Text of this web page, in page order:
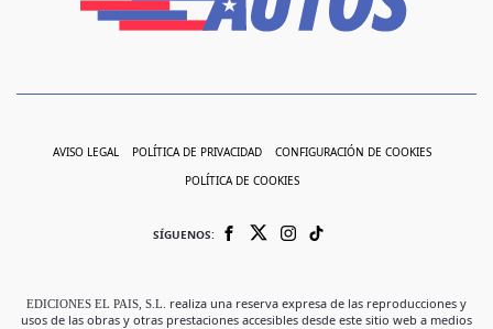
AVISO LEGAL POLÍTICA DE PRIVACIDAD CONFIGURACIÓN DE COOKIES
POLÍTICA DE COOKIES
SÍGUENOS:
EDICIONES EL PAIS, S.L.
realiza una reserva expresa de las reproducciones y
usos de las obras y otras prestaciones accesibles desde este sitio web a medios